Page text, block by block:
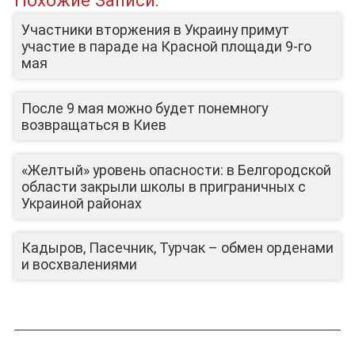
ЛИЦА КАНАЛА
Участники вторжения в Украину примут
участие в параде на Красной площади 9-го
мая
После 9 мая можно будет понемногу
возвращаться в Киев
«Желтый» уровень опасности: в Белгородской
области закрыли школы в приграничных с
Украиной районах
Кадыров, Пасечник, Турчак – обмен орденами
и восхвалениями